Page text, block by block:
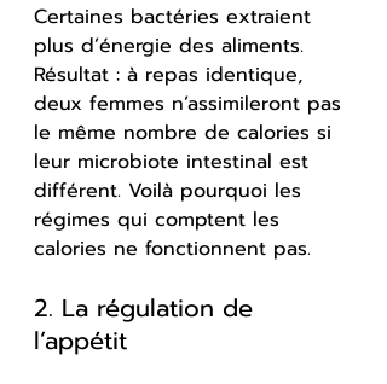
Certaines bactéries extraient
plus d’énergie des aliments.
Résultat : à repas identique,
deux femmes n’assimileront pas
le même nombre de calories si
leur microbiote intestinal est
différent. Voilà pourquoi les
régimes qui comptent les
calories ne fonctionnent pas.
2. La régulation de
l’appétit